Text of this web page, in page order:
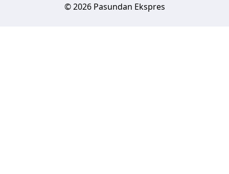
© 2026 Pasundan Ekspres